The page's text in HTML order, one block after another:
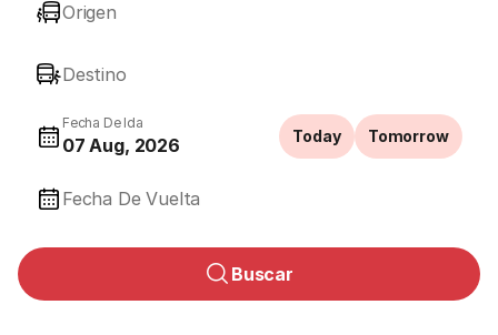
Origen
Destino
Fecha De Ida
07 Aug, 2026 Today Tomorrow
Fecha De Vuelta
Buscar